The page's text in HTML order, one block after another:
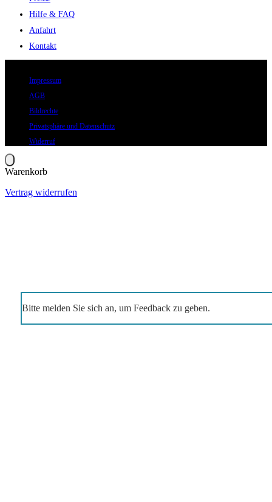
Hilfe & FAQ
Anfahrt
Kontakt
Impressum
AGB
Bildrechte
Privatsphäre und Datenschutz
Widerruf
Warenkorb
Vertrag widerrufen
Bitte melden Sie sich an, um Feedback zu geben.